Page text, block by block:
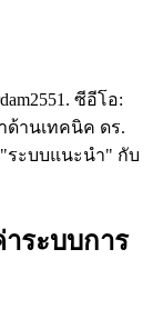
ซีอีโอ:
ด้านเทคนิค ดร.
ระบบแนะนํา" กับ
ระบบการ